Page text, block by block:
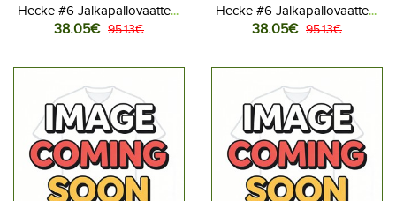
Hecke #6 Jalkapallovaatteet
Naisten Kotipaita MM-kisat
38.05€ 95.13€
Hecke #6 Jalkapallovaatteet
Naisten Vieraspaita MM-kisat
38.05€ 95.13€